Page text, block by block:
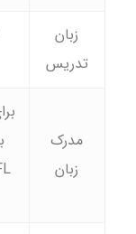
زبان
تدریس
مدرک
زبان